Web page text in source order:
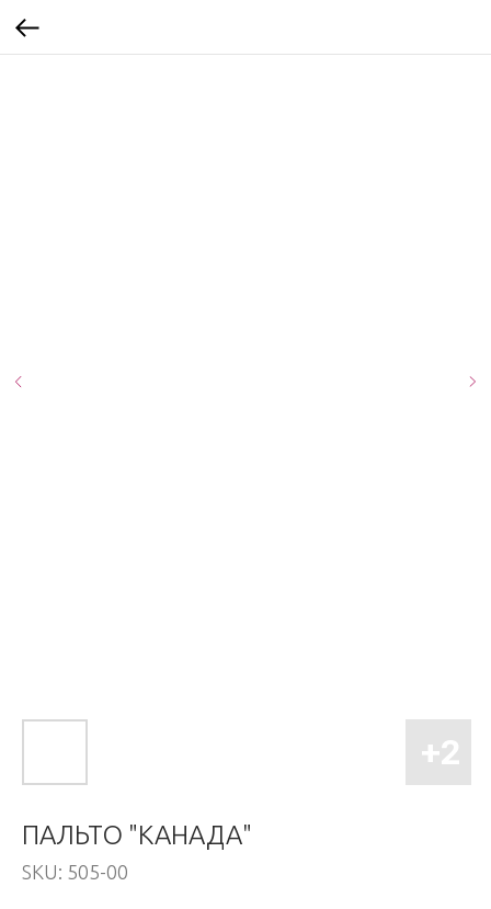
ПАЛЬТО "КАНАДА"
SKU: 505-00